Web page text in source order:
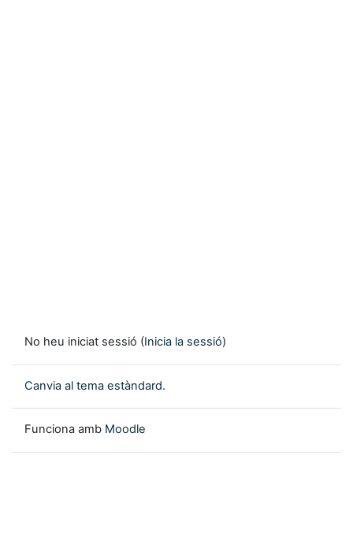
No heu iniciat sessió (Inicia la sessió)
Canvia al tema estàndard.
Funciona amb Moodle